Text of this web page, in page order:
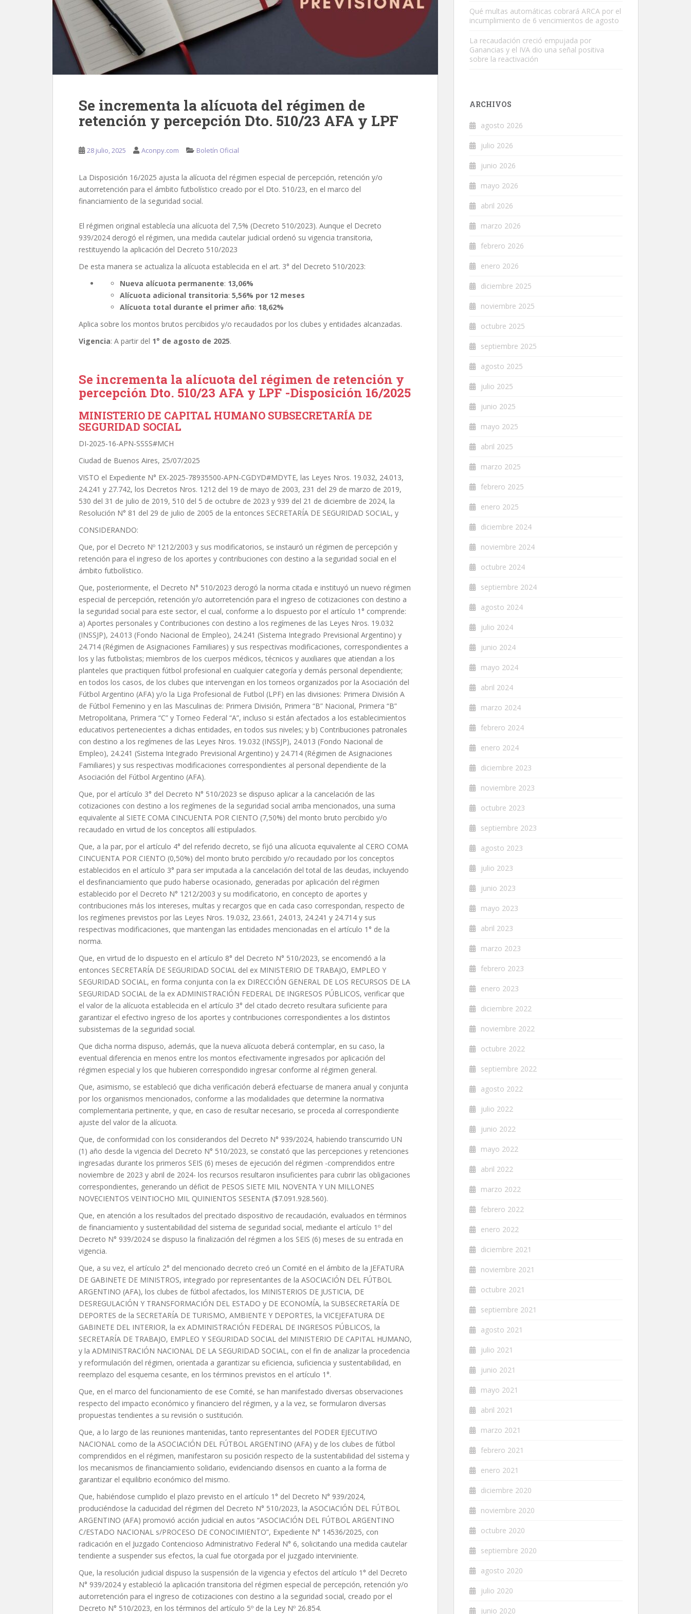
Se incrementa la alícuota del régimen de
retención y percepción Dto. 510/23 AFA y LPF
28 julio, 2025 Aconpy.com Boletín Oficial
La Disposición 16/2025 ajusta la alícuota del régimen especial de percepción, retención y/o
autorretención para el ámbito futbolístico creado por el Dto. 510/23, en el marco del
financiamiento de la seguridad social.
El régimen original establecía una alícuota del 7,5% (Decreto 510/2023). Aunque el Decreto
939/2024 derogó el régimen, una medida cautelar judicial ordenó su vigencia transitoria,
restituyendo la aplicación del Decreto 510/2023
De esta manera se actualiza la alícuota establecida en el art. 3° del Decreto 510/2023:
Nueva alícuota permanente: 13,06%
Alícuota adicional transitoria: 5,56% por 12 meses
Alícuota total durante el primer año: 18,62%
Aplica sobre los montos brutos percibidos y/o recaudados por los clubes y entidades alcanzadas.
Vigencia: A partir del 1° de agosto de 2025.
Se incrementa la alícuota del régimen de retención y
percepción Dto. 510/23 AFA y LPF -Disposición 16/2025
MINISTERIO DE CAPITAL HUMANO SUBSECRETARÍA DE
SEGURIDAD SOCIAL
DI-2025-16-APN-SSSS#MCH
Ciudad de Buenos Aires, 25/07/2025
VISTO el Expediente N° EX-2025-78935500-APN-CGDYD#MDYTE, las Leyes Nros. 19.032, 24.013,
24.241 y 27.742, los Decretos Nros. 1212 del 19 de mayo de 2003, 231 del 29 de marzo de 2019,
530 del 31 de julio de 2019, 510 del 5 de octubre de 2023 y 939 del 21 de diciembre de 2024, la
Resolución N° 81 del 29 de julio de 2005 de la entonces SECRETARÍA DE SEGURIDAD SOCIAL, y
CONSIDERANDO:
Que, por el Decreto Nº 1212/2003 y sus modificatorios, se instauró un régimen de percepción y
retención para el ingreso de los aportes y contribuciones con destino a la seguridad social en el
ámbito futbolístico.
Que, posteriormente, el Decreto N° 510/2023 derogó la norma citada e instituyó un nuevo régimen
especial de percepción, retención y/o autorretención para el ingreso de cotizaciones con destino a
la seguridad social para este sector, el cual, conforme a lo dispuesto por el artículo 1° comprende:
a) Aportes personales y Contribuciones con destino a los regímenes de las Leyes Nros. 19.032
(INSSJP), 24.013 (Fondo Nacional de Empleo), 24.241 (Sistema Integrado Previsional Argentino) y
24.714 (Régimen de Asignaciones Familiares) y sus respectivas modificaciones, correspondientes a
los y las futbolistas; miembros de los cuerpos médicos, técnicos y auxiliares que atiendan a los
planteles que practiquen fútbol profesional en cualquier categoría y demás personal dependiente;
en todos los casos, de los clubes que intervengan en los torneos organizados por la Asociación del
Fútbol Argentino (AFA) y/o la Liga Profesional de Futbol (LPF) en las divisiones: Primera División A
de Fútbol Femenino y en las Masculinas de: Primera División, Primera “B” Nacional, Primera “B”
Metropolitana, Primera “C” y Torneo Federal “A”, incluso si están afectados a los establecimientos
educativos pertenecientes a dichas entidades, en todos sus niveles; y b) Contribuciones patronales
con destino a los regímenes de las Leyes Nros. 19.032 (INSSJP), 24.013 (Fondo Nacional de
Empleo), 24.241 (Sistema Integrado Previsional Argentino) y 24.714 (Régimen de Asignaciones
Familiares) y sus respectivas modificaciones correspondientes al personal dependiente de la
Asociación del Fútbol Argentino (AFA).
Que, por el artículo 3° del Decreto N° 510/2023 se dispuso aplicar a la cancelación de las
cotizaciones con destino a los regímenes de la seguridad social arriba mencionados, una suma
equivalente al SIETE COMA CINCUENTA POR CIENTO (7,50%) del monto bruto percibido y/o
recaudado en virtud de los conceptos allí estipulados.
Que, a la par, por el artículo 4° del referido decreto, se fijó una alícuota equivalente al CERO COMA
CINCUENTA POR CIENTO (0,50%) del monto bruto percibido y/o recaudado por los conceptos
establecidos en el artículo 3° para ser imputada a la cancelación del total de las deudas, incluyendo
el desfinanciamiento que pudo haberse ocasionado, generadas por aplicación del régimen
establecido por el Decreto N° 1212/2003 y su modificatorio, en concepto de aportes y
contribuciones más los intereses, multas y recargos que en cada caso correspondan, respecto de
los regímenes previstos por las Leyes Nros. 19.032, 23.661, 24.013, 24.241 y 24.714 y sus
respectivas modificaciones, que mantengan las entidades mencionadas en el artículo 1° de la
norma.
Que, en virtud de lo dispuesto en el artículo 8° del Decreto N° 510/2023, se encomendó a la
entonces SECRETARÍA DE SEGURIDAD SOCIAL del ex MINISTERIO DE TRABAJO, EMPLEO Y
SEGURIDAD SOCIAL, en forma conjunta con la ex DIRECCIÓN GENERAL DE LOS RECURSOS DE LA
SEGURIDAD SOCIAL de la ex ADMINISTRACIÓN FEDERAL DE INGRESOS PÚBLICOS, verificar que
el valor de la alícuota establecida en el artículo 3° del citado decreto resultara suficiente para
garantizar el efectivo ingreso de los aportes y contribuciones correspondientes a los distintos
subsistemas de la seguridad social.
Que dicha norma dispuso, además, que la nueva alícuota deberá contemplar, en su caso, la
eventual diferencia en menos entre los montos efectivamente ingresados por aplicación del
régimen especial y los que hubieren correspondido ingresar conforme al régimen general.
Que, asimismo, se estableció que dicha verificación deberá efectuarse de manera anual y conjunta
por los organismos mencionados, conforme a las modalidades que determine la normativa
complementaria pertinente, y que, en caso de resultar necesario, se proceda al correspondiente
ajuste del valor de la alícuota.
Que, de conformidad con los considerandos del Decreto N° 939/2024, habiendo transcurrido UN
(1) año desde la vigencia del Decreto N° 510/2023, se constató que las percepciones y retenciones
ingresadas durante los primeros SEIS (6) meses de ejecución del régimen -comprendidos entre
noviembre de 2023 y abril de 2024- los recursos resultaron insuficientes para cubrir las obligaciones
correspondientes, generando un déficit de PESOS SIETE MIL NOVENTA Y UN MILLONES
NOVECIENTOS VEINTIOCHO MIL QUINIENTOS SESENTA ($7.091.928.560).
Que, en atención a los resultados del precitado dispositivo de recaudación, evaluados en términos
de financiamiento y sustentabilidad del sistema de seguridad social, mediante el artículo 1º del
Decreto N° 939/2024 se dispuso la finalización del régimen a los SEIS (6) meses de su entrada en
vigencia.
Que, a su vez, el artículo 2° del mencionado decreto creó un Comité en el ámbito de la JEFATURA
DE GABINETE DE MINISTROS, integrado por representantes de la ASOCIACIÓN DEL FÚTBOL
ARGENTINO (AFA), los clubes de fútbol afectados, los MINISTERIOS DE JUSTICIA, DE
DESREGULACIÓN Y TRANSFORMACIÓN DEL ESTADO y DE ECONOMÍA, la SUBSECRETARÍA DE
DEPORTES de la SECRETARÍA DE TURISMO, AMBIENTE Y DEPORTES, la VICEJEFATURA DE
GABINETE DEL INTERIOR, la ex ADMINISTRACIÓN FEDERAL DE INGRESOS PÚBLICOS, la
SECRETARÍA DE TRABAJO, EMPLEO Y SEGURIDAD SOCIAL del MINISTERIO DE CAPITAL HUMANO,
y la ADMINISTRACIÓN NACIONAL DE LA SEGURIDAD SOCIAL, con el fin de analizar la procedencia
y reformulación del régimen, orientada a garantizar su eficiencia, suficiencia y sustentabilidad, en
reemplazo del esquema cesante, en los términos previstos en el artículo 1°.
Que, en el marco del funcionamiento de ese Comité, se han manifestado diversas observaciones
respecto del impacto económico y financiero del régimen, y a la vez, se formularon diversas
propuestas tendientes a su revisión o sustitución.
Que, a lo largo de las reuniones mantenidas, tanto representantes del PODER EJECUTIVO
NACIONAL como de la ASOCIACIÓN DEL FÚTBOL ARGENTINO (AFA) y de los clubes de fútbol
comprendidos en el régimen, manifestaron su posición respecto de la sustentabilidad del sistema y
los mecanismos de financiamiento solidario, evidenciando disensos en cuanto a la forma de
garantizar el equilibrio económico del mismo.
Que, habiéndose cumplido el plazo previsto en el artículo 1° del Decreto N° 939/2024,
produciéndose la caducidad del régimen del Decreto N° 510/2023, la ASOCIACIÓN DEL FÚTBOL
ARGENTINO (AFA) promovió acción judicial en autos “ASOCIACIÓN DEL FÚTBOL ARGENTINO
C/ESTADO NACIONAL s/PROCESO DE CONOCIMIENTO”, Expediente N° 14536/2025, con
radicación en el Juzgado Contencioso Administrativo Federal N° 6, solicitando una medida cautelar
tendiente a suspender sus efectos, la cual fue otorgada por el juzgado interviniente.
Que, la resolución judicial dispuso la suspensión de la vigencia y efectos del artículo 1° del Decreto
N° 939/2024 y estableció la aplicación transitoria del régimen especial de percepción, retención y/o
autorretención para el ingreso de cotizaciones con destino a la seguridad social, creado por el
Decreto N° 510/2023, en los términos del artículo 5º de la Ley Nº 26.854.
Qué multas automáticas cobrará ARCA por el
incumplimiento de 6 vencimientos de agosto
La recaudación creció empujada por
Ganancias y el IVA dio una señal positiva
sobre la reactivación
ARCHIVOS
agosto 2026
julio 2026
junio 2026
mayo 2026
abril 2026
marzo 2026
febrero 2026
enero 2026
diciembre 2025
noviembre 2025
octubre 2025
septiembre 2025
agosto 2025
julio 2025
junio 2025
mayo 2025
abril 2025
marzo 2025
febrero 2025
enero 2025
diciembre 2024
noviembre 2024
octubre 2024
septiembre 2024
agosto 2024
julio 2024
junio 2024
mayo 2024
abril 2024
marzo 2024
febrero 2024
enero 2024
diciembre 2023
noviembre 2023
octubre 2023
septiembre 2023
agosto 2023
julio 2023
junio 2023
mayo 2023
abril 2023
marzo 2023
febrero 2023
enero 2023
diciembre 2022
noviembre 2022
octubre 2022
septiembre 2022
agosto 2022
julio 2022
junio 2022
mayo 2022
abril 2022
marzo 2022
febrero 2022
enero 2022
diciembre 2021
noviembre 2021
octubre 2021
septiembre 2021
agosto 2021
julio 2021
junio 2021
mayo 2021
abril 2021
marzo 2021
febrero 2021
enero 2021
diciembre 2020
noviembre 2020
octubre 2020
septiembre 2020
agosto 2020
julio 2020
junio 2020